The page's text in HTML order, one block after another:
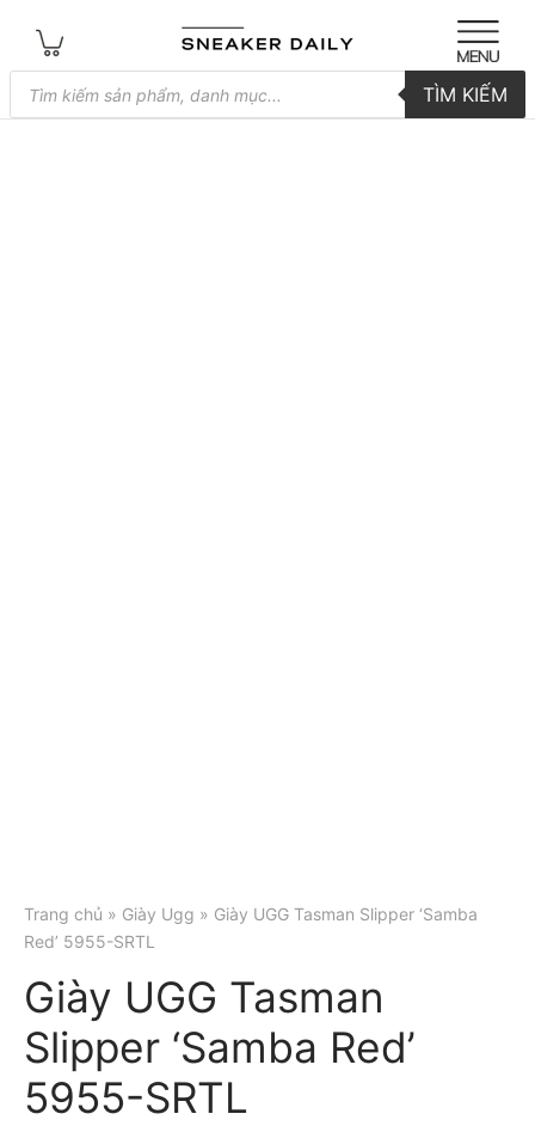
Tìm
kiếm
sản
TÌM KIẾM
Trang chủ » Giày Ugg » Giày UGG Tasman Slipper ‘Samba
Red’ 5955-SRTL
Giày UGG Tasman
Slipper ‘Samba Red’
5955-SRTL